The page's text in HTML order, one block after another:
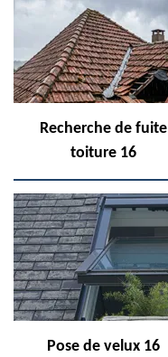
Recherche de fuite
toiture 16
Pose de velux 16